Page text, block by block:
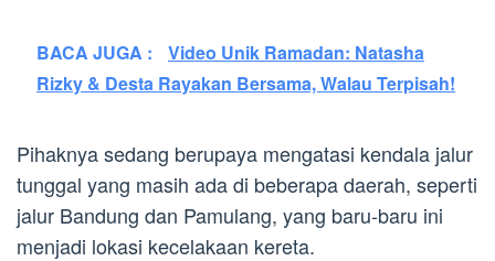
BACA JUGA :
Video Unik Ramadan: Natasha
Rizky & Desta Rayakan Bersama, Walau Terpisah!
Pihaknya sedang berupaya mengatasi kendala jalur
tunggal yang masih ada di beberapa daerah, seperti
jalur Bandung dan Pamulang, yang baru-baru ini
menjadi lokasi kecelakaan kereta.